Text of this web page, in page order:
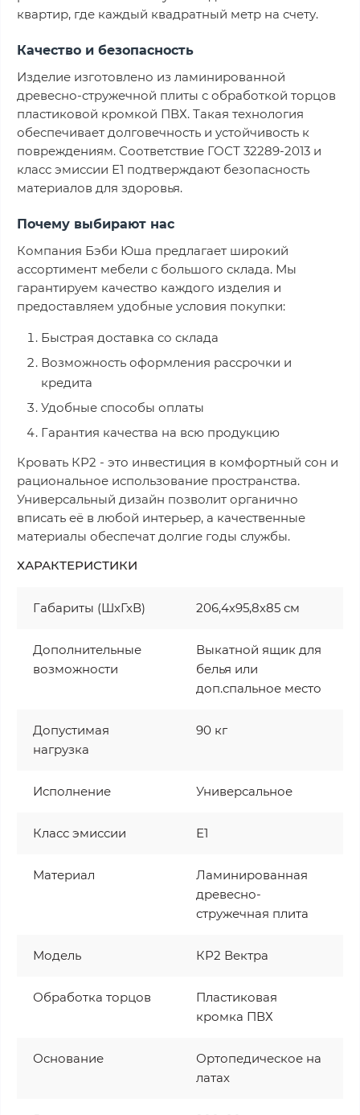
квартир, где каждый квадратный метр на счету.
Качество и безопасность
Изделие изготовлено из ламинированной
древесно-стружечной плиты с обработкой торцов
пластиковой кромкой ПВХ. Такая технология
обеспечивает долговечность и устойчивость к
повреждениям. Соответствие ГОСТ 32289-2013 и
класс эмиссии Е1 подтверждают безопасность
материалов для здоровья.
Почему выбирают нас
Компания Бэби Юша предлагает широкий
ассортимент мебели с большого склада. Мы
гарантируем качество каждого изделия и
предоставляем удобные условия покупки:
Быстрая доставка со склада
Возможность оформления рассрочки и
кредита
Удобные способы оплаты
Гарантия качества на всю продукцию
Кровать КР2 - это инвестиция в комфортный сон и
рациональное использование пространства.
Универсальный дизайн позволит органично
вписать её в любой интерьер, а качественные
материалы обеспечат долгие годы службы.
ХАРАКТЕРИСТИКИ
Габариты (ШхГхВ) 206,4х95,8х85 см
Дополнительные
возможности
Выкатной ящик для
белья или
доп.спальное место
Допустимая
нагрузка
90 кг
Исполнение Универсальное
Класс эмиссии Е1
Материал
Ламинированная
древесно-
стружечная плита
Модель КР2 Вектра
Обработка торцов
Пластиковая
кромка ПВХ
Основание
Ортопедическое на
латах